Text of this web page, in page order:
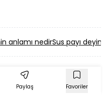
anlamı nedirSus payı
Paylaş Favoriler